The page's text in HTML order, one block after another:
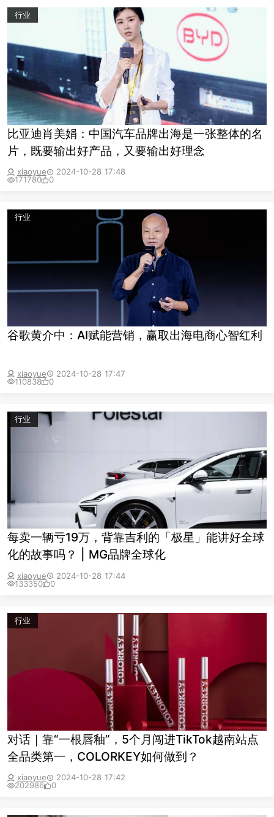
行业
比亚迪肖美娟：中国汽车品牌出海是一张整体的名
片，既要输出好产品，又要输出好理念
xiaoyue
2024-10-28 17:48
171780
0
行业
谷歌黄介中：AI赋能营销，赢取出海电商心智红利
xiaoyue
2024-10-28 17:47
110838
0
行业
每卖一辆亏19万，背靠吉利的「极星」能讲好全球
化的故事吗？ | MG品牌全球化
xiaoyue
2024-10-28 17:44
133350
0
行业
对话｜靠“一根唇釉”，5个月闯进TikTok越南站点
全品类第一，COLORKEY如何做到？
xiaoyue
2024-10-28 17:42
202986
0